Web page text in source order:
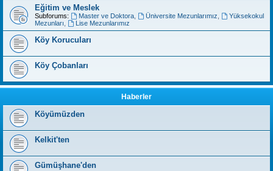
Eğitim ve Meslek
Subforums: Master ve Doktora, Üniversite Mezunlarımız
Yüksekokul
Mezunları
Lise Mezunlarımız
Köy Korucuları
Köy Çobanları
Haberler
Köyümüzden
Kelkit'ten
Gümüşhane'den